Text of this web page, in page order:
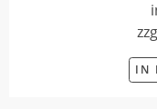
IN